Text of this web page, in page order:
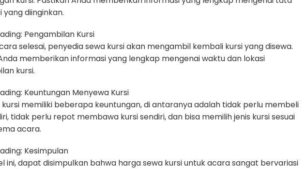
yang diinginkan.
Pengambilan Kursi
selesai, penyedia sewa kursi akan mengambil kembali kursi yang disewa.
memberikan informasi yang lengkap mengenai waktu dan lokasi
kursi.
Keuntungan Menyewa Kursi
kursi memiliki beberapa keuntungan, di antaranya adalah tidak perlu membeli
tidak perlu repot membawa kursi sendiri, dan bisa memilih jenis kursi sesuai
acara.
Kesimpulan
ini, dapat disimpulkan bahwa harga sewa kursi untuk acara sangat bervariasi